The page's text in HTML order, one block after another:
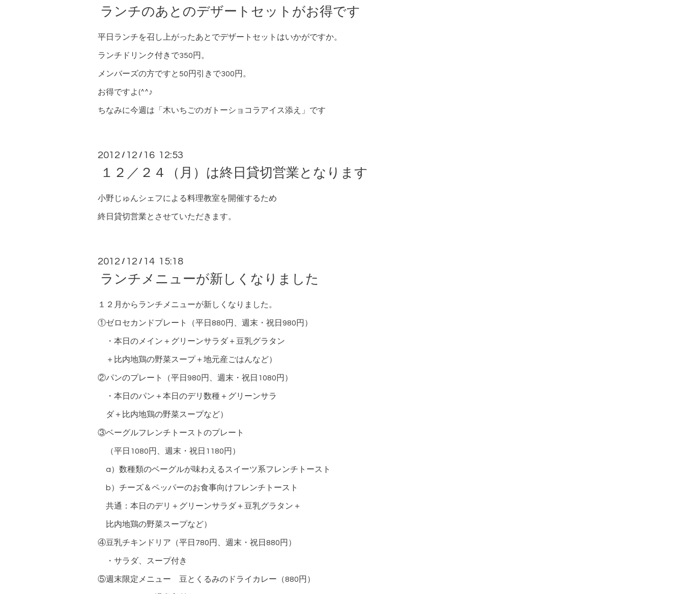
ランチのあとのデザートセットがお得です
平日ランチを召し上がったあとでデザートセットはいかがですか。
ランチドリンク付きで350円。
メンバーズの方ですと50円引きで300円。
お得ですよ(^^♪
ちなみに今週は「木いちごのガトーショコラアイス添え」です
2012 / 12 / 16 12:53
１２／２４（月）は終日貸切営業となります
小野じゅんシェフによる料理教室を開催するため
終日貸切営業とさせていただきます。
2012 / 12 / 14 15:18
ランチメニューが新しくなりました
１２月からランチメニューが新しくなりました。
①ゼロセカンドプレート（平日880円、週末・祝日980円）
・本日のメイン＋グリーンサラダ＋豆乳グラタン
＋比内地鶏の野菜スープ＋地元産ごはんなど）
②パンのプレート（平日980円、週末・祝日1080円）
・本日のパン＋本日のデリ数種＋グリーンサラ
ダ＋比内地鶏の野菜スープなど）
③ベーグルフレンチトーストのプレート
（平日1080円、週末・祝日1180円）
a）数種類のベーグルが味わえるスイーツ系フレンチトースト
b）チーズ＆ペッパーのお食事向けフレンチトースト
共通：本日のデリ＋グリーンサラダ＋豆乳グラタン＋
比内地鶏の野菜スープなど）
④豆乳チキンドリア（平日780円、週末・祝日880円）
・サラダ、スープ付き
⑤週末限定メニュー 豆とくるみのドライカレー（880円）